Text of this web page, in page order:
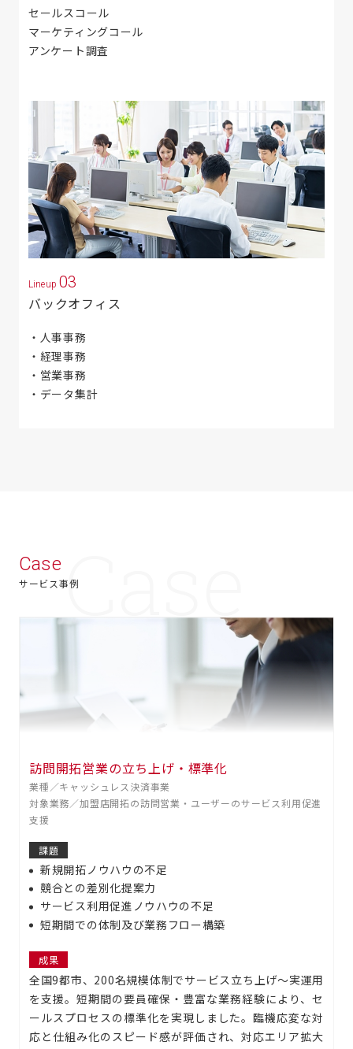
セールスコール
マーケティングコール
アンケート調査
Lineup 03
バックオフィス
人事事務
経理事務
営業事務
データ集計
Case
サービス事例
訪問開拓営業の立ち上げ・標準化
業種／キャッシュレス決済事業
対象業務／加盟店開拓の訪問営業・ユーザーのサービス利用促進
支援
課題
新規開拓ノウハウの不足
競合との差別化提案力
サービス利用促進ノウハウの不足
短期間での体制及び業務フロー構築
成果
全国9都市、200名規模体制でサービス立ち上げ～実運用
を支援。短期間の要員確保・豊富な業務経験により、セ
ールスプロセスの標準化を実現しました。臨機応変な対
応と仕組み化のスピード感が評価され、対応エリア拡大